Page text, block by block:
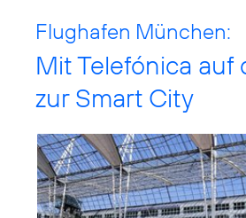
Flughafen München:
Mit Telefónica auf
zur Smart City